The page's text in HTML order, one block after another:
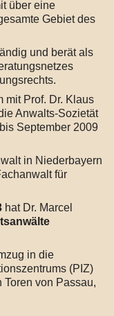
über eine
Gebiet des
und berät als
mit Prof. Dr. Klaus
Anwalts-Sozietät
September 2009
in Niederbayern
für
hat Dr. Marcel
in die
(PIZ)
Toren von Passau,